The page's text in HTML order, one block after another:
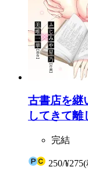
古書店を継
してきて離
完結
250/¥275(